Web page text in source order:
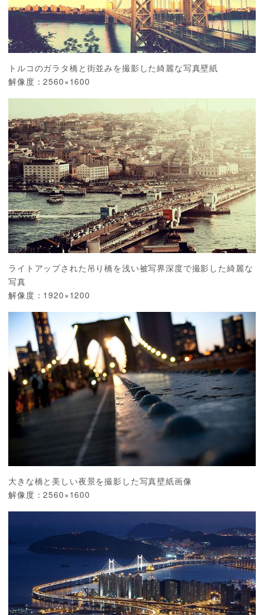
トルコのガラタ橋と街並みを撮影した綺麗な写真壁紙
解像度：2560×1600
ライトアップされた吊り橋を浅い被写界深度で撮影した綺麗な
写真
解像度：1920×1200
大きな橋と美しい夜景を撮影した写真壁紙画像
解像度：2560×1600